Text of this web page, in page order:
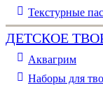
Текстурные
ДЕТСКОЕ
Аквагрим
Наборы для